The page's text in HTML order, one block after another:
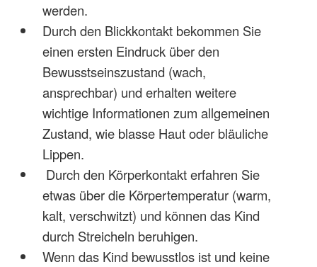
werden.
Durch den Blickkontakt bekommen Sie
einen ersten Eindruck über den
Bewusstseinszustand (wach,
ansprechbar) und erhalten weitere
wichtige Informationen zum allgemeinen
Zustand, wie blasse Haut oder bläuliche
Lippen.
Durch den Körperkontakt erfahren Sie
etwas über die Körpertemperatur (warm,
kalt, verschwitzt) und können das Kind
durch Streicheln beruhigen.
Wenn das Kind bewusstlos ist und keine